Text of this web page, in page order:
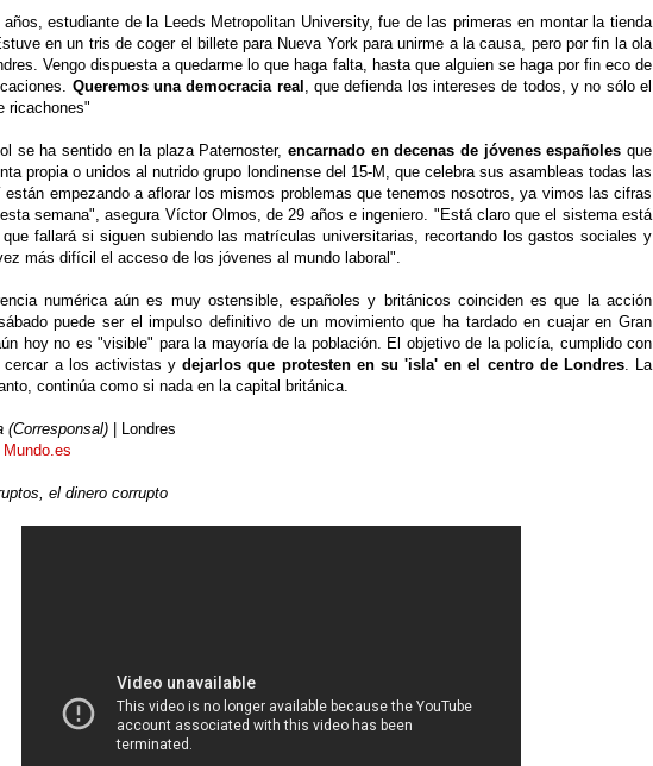
estudiante de la Leeds Metropolitan University, fue de las primeras en montar la tienda
en un tris de coger el billete para Nueva York para unirme a la causa, pero por fin la ola
Vengo dispuesta a quedarme lo que haga falta, hasta que alguien se haga por fin eco de
Queremos una democracia real , que defienda los intereses de todos, y no sólo el
ricachones"
se ha sentido en la plaza Paternoster,encarnado en decenas de jóvenes españoles que
propia o unidos al nutrido grupo londinense del 15-M, que celebra sus asambleas todas las
empezando a aflorar los mismos problemas que tenemos nosotros, ya vimos las cifras
semana", asegura Víctor Olmos, de 29 años e ingeniero. "Está claro que el sistema está
fallará si siguen subiendo las matrículas universitarias, recortando los gastos sociales y
más difícil el acceso de los jóvenes al mundo laboral".
numérica aún es muy ostensible, españoles y británicos coinciden es que la acción
puede ser el impulso definitivo de un movimiento que ha tardado en cuajar en Gran
hoy no es "visible" para la mayoría de la población. El objetivo de la policía, cumplido con
cercar a los activistas ydejarlos que protesten en su 'isla' en el centro de Londres. La
continúa como si nada en la capital británica.
(Corresponsal) | Londres
el dinero corrupto